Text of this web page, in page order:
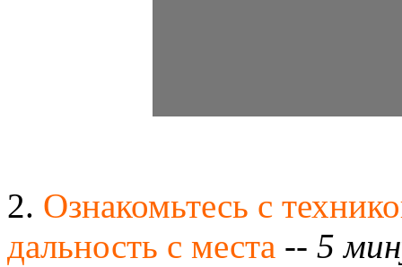
2. Ознакомьтесь с
дальность с места -- 5